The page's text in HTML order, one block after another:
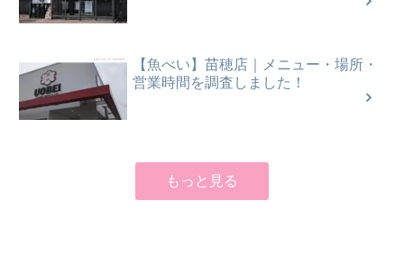
【魚べい】苗穂店｜メニュー・場所・
営業時間を調査しました！
もっと見る